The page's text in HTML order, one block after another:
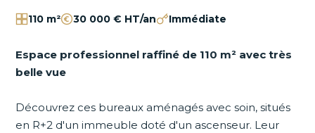
110 m² 30 000 € HT/an Immédiate
Espace professionnel raffiné de 110 m² avec très
belle vue
Découvrez ces bureaux aménagés avec soin, situés
en R+2 d'un immeuble doté d'un ascenseur. Leur